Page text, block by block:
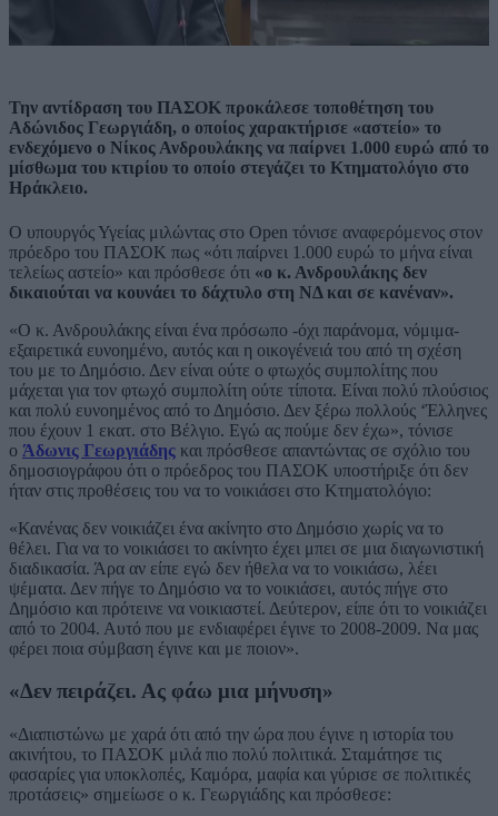
Την αντίδραση του ΠΑΣΟΚ προκάλεσε τοποθέτηση του
Αδώνιδος Γεωργιάδη, ο οποίος χαρακτήρισε «αστείο» το
ενδεχόμενο ο Νίκος Ανδρουλάκης να παίρνει 1.000 ευρώ από το
μίσθωμα του κτιρίου το οποίο στεγάζει το Κτηματολόγιο στο
Ηράκλειο.
Ο υπουργός Υγείας μιλώντας στο Open τόνισε αναφερόμενος στον
πρόεδρο του ΠΑΣΟΚ πως «ότι παίρνει 1.000 ευρώ το μήνα είναι
τελείως αστείο» και πρόσθεσε ότι «ο κ. Ανδρουλάκης δεν
δικαιούται να κουνάει το δάχτυλο στη ΝΔ και σε κανέναν».
«Ο κ. Ανδρουλάκης είναι ένα πρόσωπο -όχι παράνομα, νόμιμα-
εξαιρετικά ευνοημένο, αυτός και η οικογένειά του από τη σχέση
του με το Δημόσιο. Δεν είναι ούτε ο φτωχός συμπολίτης που
μάχεται για τον φτωχό συμπολίτη ούτε τίποτα. Είναι πολύ πλούσιος
και πολύ ευνοημένος από το Δημόσιο. Δεν ξέρω πολλούς ‘Έλληνες
που έχουν 1 εκατ. στο Βέλγιο. Εγώ ας πούμε δεν έχω», τόνισε
ο Άδωνις Γεωργιάδης και πρόσθεσε απαντώντας σε σχόλιο του
δημοσιογράφου ότι ο πρόεδρος του ΠΑΣΟΚ υποστήριξε ότι δεν
ήταν στις προθέσεις του να το νοικιάσει στο Κτηματολόγιο:
«Κανένας δεν νοικιάζει ένα ακίνητο στο Δημόσιο χωρίς να το
θέλει. Για να το νοικιάσει το ακίνητο έχει μπει σε μια διαγωνιστική
διαδικασία. Άρα αν είπε εγώ δεν ήθελα να το νοικιάσω, λέει
ψέματα. Δεν πήγε το Δημόσιο να το νοικιάσει, αυτός πήγε στο
Δημόσιο και πρότεινε να νοικιαστεί. Δεύτερον, είπε ότι το νοικιάζει
από το 2004. Αυτό που με ενδιαφέρει έγινε το 2008-2009. Να μας
φέρει ποια σύμβαση έγινε και με ποιον».
«Δεν πειράζει. Ας φάω μια μήνυση»
«Διαπιστώνω με χαρά ότι από την ώρα που έγινε η ιστορία του
ακινήτου, το ΠΑΣΟΚ μιλά πιο πολύ πολιτικά. Σταμάτησε τις
φασαρίες για υποκλοπές, Καμόρα, μαφία και γύρισε σε πολιτικές
προτάσεις» σημείωσε ο κ. Γεωργιάδης και πρόσθεσε: